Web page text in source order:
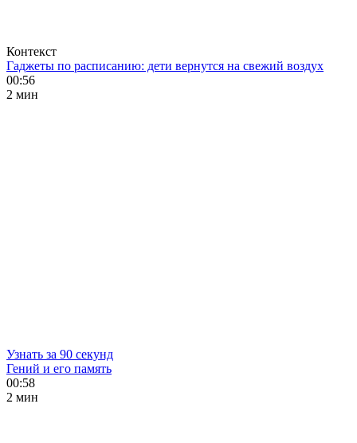
Контекст
Гаджеты по расписанию: дети вернутся на свежий воздух
00:56
2 мин
Узнать за 90 секунд
Гений и его память
00:58
2 мин